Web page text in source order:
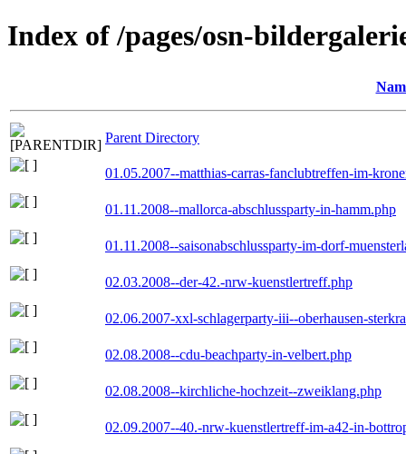
Index of /pages/osn-
Parent Directory
01.05.2007--matthias-carras-fanclubtreffen-im-
01.11.2008--mallorca-abschlussparty-in-hamm.php
01.11.2008--saisonabschlussparty-im-dorf-
02.03.2008--der-42.-nrw-kuenstlertreff.php
02.06.2007-xxl-schlagerparty-iii--oberhausen-
02.08.2008--cdu-beachparty-in-velbert.php
02.08.2008--kirchliche-hochzeit--zweiklang.php
02.09.2007--40.-nrw-kuenstlertreff-im-a42-in-